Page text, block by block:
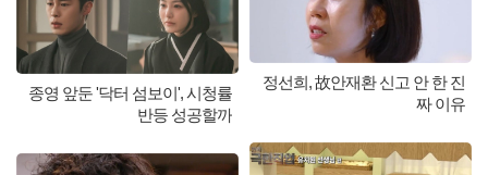
종영 앞둔 '닥터 섬보이', 시청률
반등 성공할까
정선희, 故안재환 신고 안 한 진
짜 이유